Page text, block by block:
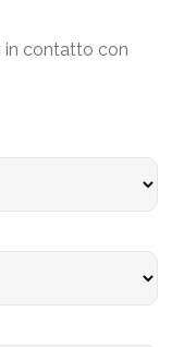
in contatto con